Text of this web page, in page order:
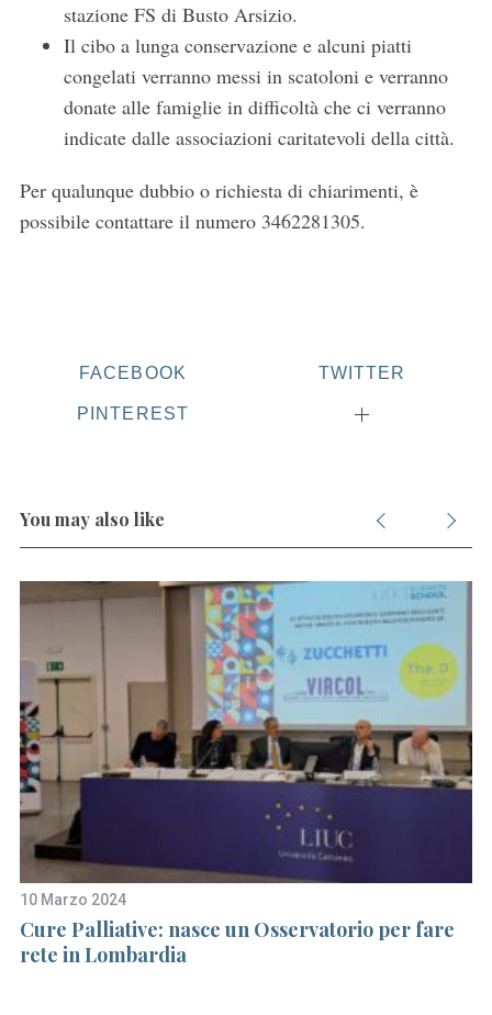
stazione FS di Busto Arsizio.
Il cibo a lunga conservazione e alcuni piatti
congelati verranno messi in scatoloni e verranno
donate alle famiglie in difficoltà che ci verranno
indicate dalle associazioni caritatevoli della città.
Per qualunque dubbio o richiesta di chiarimenti, è
possibile contattare il numero 3462281305.
FACEBOOK TWITTER
PINTEREST
You may also like
10 Marzo 2024
Cure Palliative: nasce un Osservatorio per fare
rete in Lombardia
c
h
f